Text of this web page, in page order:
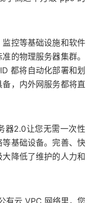
控等基础设施和软件
的物理服务器集群。
都将自动化部署和划
，内外网服务都将直
器2.0让您无需一次性
基础设备。完善、快
降低了维护的人力和